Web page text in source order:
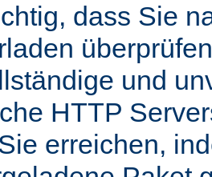
dass Sie
und
HTTP
erreichen,